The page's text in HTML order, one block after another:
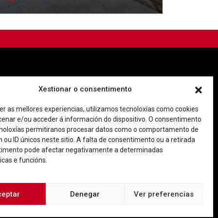
Xestionar o consentimento
as mellores experiencias, utilizamos tecnoloxías como cookies
e/ou acceder á información do dispositivo. O consentimento
permitiranos procesar datos como o comportamento de
ou ID únicos neste sitio. A falta de consentimento ou a retirada
pode afectar negativamente a determinadas
e funcións.
Denegar Ver preferencias
Imagen corporativa
Facebook Twitter Youtube
Instagram
Rúa Ferrería, 45 Baixo 36202 Vigo (Pontevedra)
| T. 986 442 638
privacidad Aviso Legal Política de cookies